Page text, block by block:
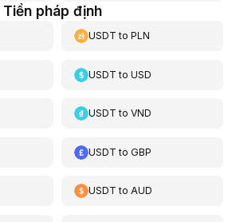
pháp định
USDT toPLN
USDT toUSD
USDT toVND
USDT toGBP
USDT toAUD